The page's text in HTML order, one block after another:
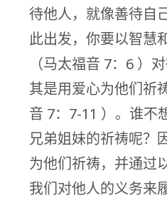
待他人，就像善待自
此出发，你要以智慧
（马太福音 7：6 ）
其是用爱心为他们祈
音 7：7-11 ）。谁不
兄弟姐妹的祈祷呢？
为他们祈祷，并通过
我们对他人的义务来